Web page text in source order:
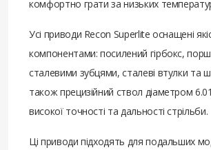
комфортно грати за низьких
Усі приводи Recon Superlite оснащені
компонентами: посилений гірбокс,
сталевими зубцями, сталеві втулки та
також прецизійний ствол діаметром
високої точності та дальності стрільби.
Ці приводи підходять для подальших